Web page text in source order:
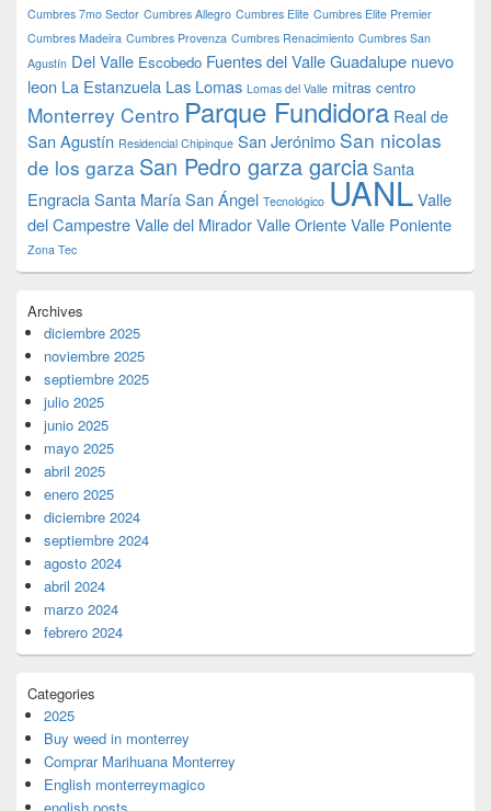
Cumbres 7mo Sector Cumbres Allegro Cumbres Elite Cumbres Elite Premier
Cumbres Madeira Cumbres Provenza Cumbres Renacimiento Cumbres San
Agustín Del Valle Escobedo Fuentes del ValleGuadalupe nuevo
leon La Estanzuela Las Lomas Lomas del Valle mitras centro
Monterrey Centro Parque Fundidora Real de
San Agustín Residencial Chipinque San Jerónimo San nicolas
de los garza San Pedro garza garciaSanta
EngraciaSanta MaríaSan Ángel Tecnológico UANLValle
del CampestreValle del MiradorValle OrienteValle Poniente
Zona Tec
Archives
diciembre 2025
noviembre 2025
septiembre 2025
julio 2025
junio 2025
mayo 2025
abril 2025
enero 2025
diciembre 2024
septiembre 2024
agosto 2024
abril 2024
marzo 2024
febrero 2024
Categories
2025
Buy weed in monterrey
Comprar Marihuana Monterrey
English monterreymagico